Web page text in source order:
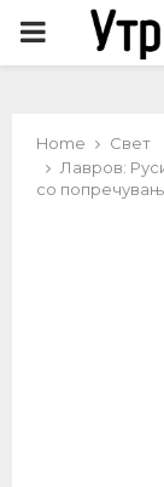
PRIMARY
Home
Свет
Лавров:
со